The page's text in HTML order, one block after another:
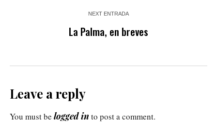
NEXT ENTRADA
La Palma, en breves
Leave a reply
You must be logged in to post a comment.